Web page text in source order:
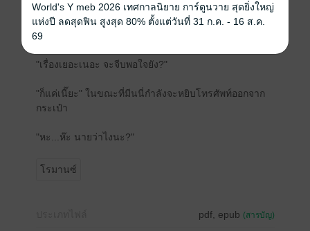
อื้อหือเรียกชื่อฉันสะเต็มยศเชียวนะ ว่าแต่เขารู้จักชื่อจริง
ฉันได้ไงเนี่ย อืม...คงจะถามเฮียแม็กซ์มาแน่ๆ "ฉันเป็น
นางสาวแล้วย่ะ!! นายบอกมาก่อนว่าจะเอาไปทำอะไร?"
"เรื่องเยอะเนอะ จะจีบพอใจยัง?"
"ก็แค่เนี๊ยะ" ในขณะที่มีนนี่กำลังจะหยิบโทรศัพท์ออกจาก
กระเป๋า
"หะ...ห๊ะ นายว่าไงนะ?"
โรมานซ์
pdf, epub (สารบัญ)
World's Y meb 2026 เทศกาลนิยาย การ์ตูนวาย สุดยิ่งใหญ่
แห่งปี ลดสุดฟิน สูงสุด 80% ตั้งแต่วันที่ 31 ก.ค. - 16 ส.ค.
69